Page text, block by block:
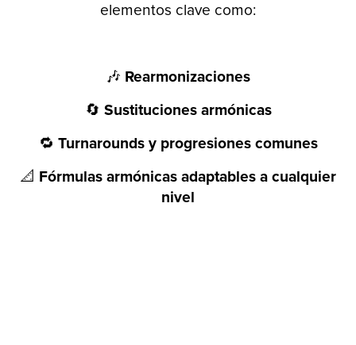
elementos clave como:
🎶 Rearmonizaciones
🔄 Sustituciones armónicas
🔁 Turnarounds y progresiones comunes
📐 Fórmulas armónicas adaptables a cualquier
nivel